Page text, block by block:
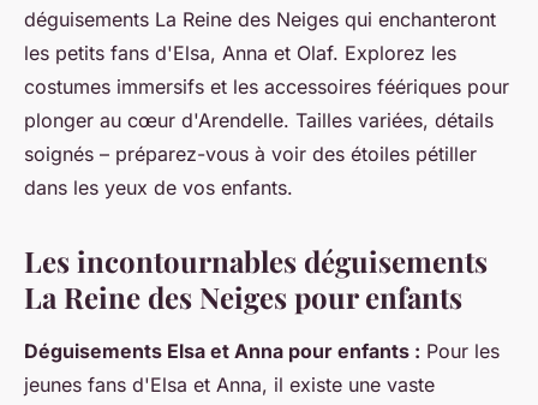
déguisements La Reine des Neiges qui enchanteront
les petits fans d'Elsa, Anna et Olaf. Explorez les
costumes immersifs et les accessoires féériques pour
plonger au cœur d'Arendelle. Tailles variées, détails
soignés – préparez-vous à voir des étoiles pétiller
dans les yeux de vos enfants.
Les incontournables déguisements
La Reine des Neiges pour enfants
Déguisements Elsa et Anna pour enfants : Pour les
jeunes fans d'Elsa et Anna, il existe une vaste